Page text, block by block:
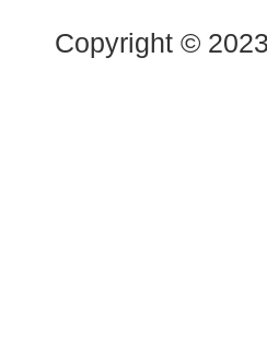
Copyright ©